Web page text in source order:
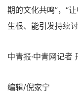
期的文化共鸣”，“
生根、能引发持续讨
中青报·中青网记者
编辑/倪家宁